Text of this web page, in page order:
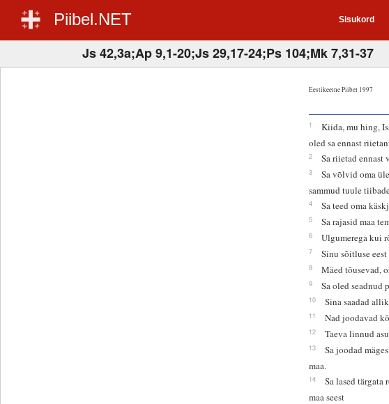
Piibel.NET Sisukord
Js 42,3a;Ap 9,1-20;Js 29,17-24;Ps 104;Mk 7,31-37
Eestikeelne Piibel 1997
1
Kiida, mu hing,
oled sa ennast
2 Sa riietad ennast
3
Sa võlvid oma
sammud tuule
4 Sa teed oma
5 Sa rajasid maa
6 Ulgumerega kui
7 Sinu sõitluse
8 Mäed tõusevad,
9 Sa oled seadnud
10 Sina saadad
11 Nad joodavad
12 Taeva linnud
13
Sa joodad
maa.
14
Sa lased
maa seest